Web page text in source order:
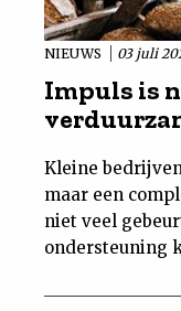
NIEUWS 03 juli
Impuls is
Kleine
maar een
niet veel
ondersteuning